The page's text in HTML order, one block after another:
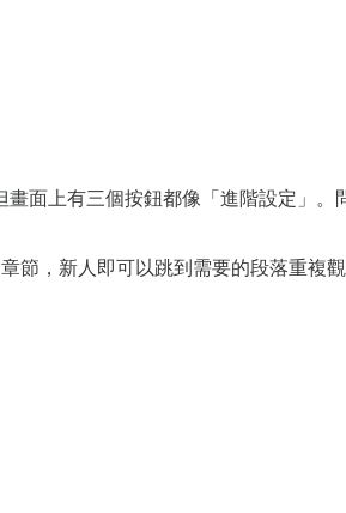
面上有三個按鈕都像「進階設定」。
節，新人即可以跳到需要的段落重複